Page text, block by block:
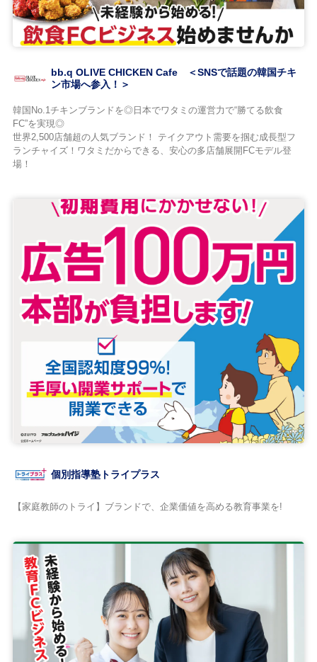
bb.q OLIVE CHICKEN Cafe ＜SNSで話題の韓国チキ
ン市場へ参入！＞
韓国No.1チキンブランドを◎日本でワタミの運営力で“勝てる飲食
FC”を実現◎
世界2,500店舗超の人気ブランド！ テイクアウト需要を掴む成長型フ
ランチャイズ！ワタミだからできる、安心の多店舗展開FCモデル登
場！
個別指導塾トライプラス
【家庭教師のトライ】ブランドで、企業価値を高める教育事業を!